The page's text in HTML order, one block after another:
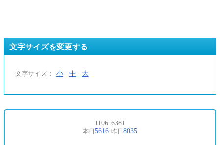
文字サイズを変更する
文字サイズ： 小 中 大